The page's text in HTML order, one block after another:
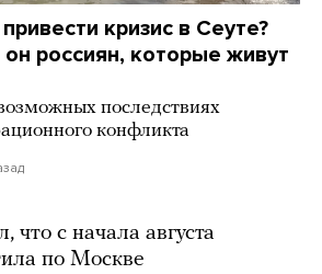
кризис в Сеуте?
россиян, которые живут
последствиях
конфликта
что с начала августа
по Москве